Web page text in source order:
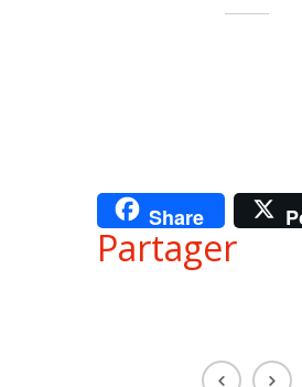
Share
Partager